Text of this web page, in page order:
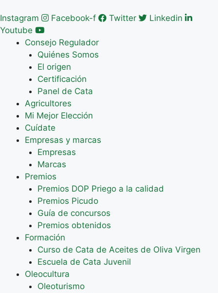
al
contenido
Instagram Facebook-f Twitter
Linkedin
Youtube
Consejo Regulador
Quiénes Somos
El origen
Certificación
Panel de Cata
Agricultores
Mi Mejor Elección
Cuídate
Empresas y marcas
Empresas
Marcas
Premios
Premios DOP Priego a la calidad
Premios Picudo
Guía de concursos
Premios obtenidos
Formación
Curso de Cata de Aceites de Oliva Virgen
Escuela de Cata Juvenil
Oleocultura
Oleoturismo